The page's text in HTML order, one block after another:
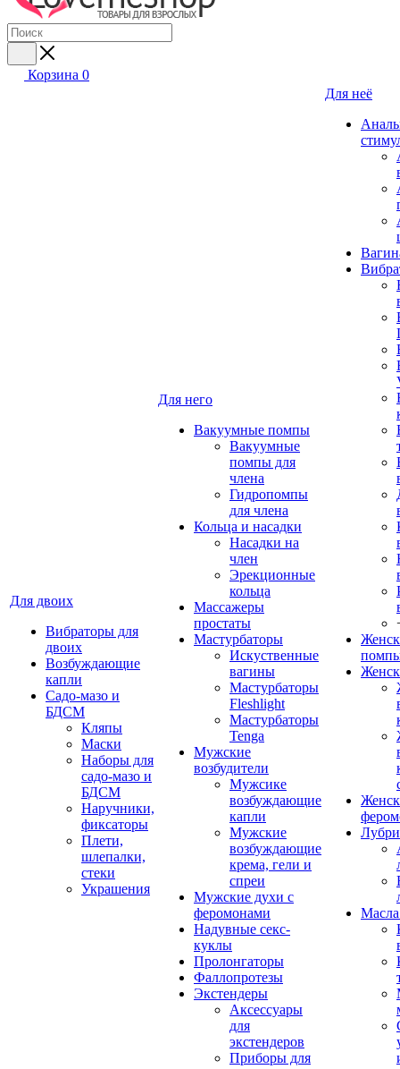
Корзина 0
Для двоих
Вибраторы для
двоих
Возбуждающие
капли
Садо-мазо и
БДСМ
Кляпы
Маски
Наборы для
садо-мазо и
БДСМ
Наручники,
фиксаторы
Плети,
шлепалки,
стеки
Украшения
Для него
Вакуумные помпы
Вакуумные
помпы для
члена
Гидропомпы
для члена
Кольца и насадки
Насадки на
член
Эрекционные
кольца
Массажеры
простаты
Мастурбаторы
Искуственные
вагины
Мастурбаторы
Fleshlight
Мастурбаторы
Tenga
Мужские
возбудители
Мужсике
возбуждающие
капли
Мужские
возбуждающие
крема, гели и
спреи
Мужские духи с
феромонами
Надувные секс-
куклы
Пролонгаторы
Фаллопротезы
Экстендеры
Аксессуары
для
экстендеров
Приборы для
Для неё